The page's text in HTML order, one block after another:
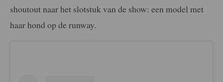
shoutout naar het slotstuk van de show: een model met
haar hond op de runway.